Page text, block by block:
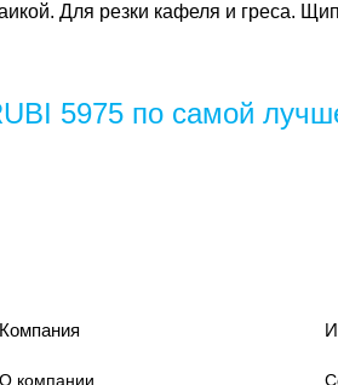
Для резки кафеля и греса.
5975 по самой
Компания
О компании